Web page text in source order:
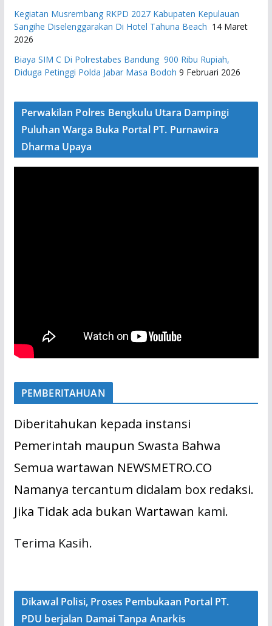
Kegiatan Musrembang RKPD 2027 ​Kabupaten Kepulauan
Sangihe Diselenggarakan Di Hotel Tahuna Beach 14 Maret
2026
Biaya SIM C Di Polrestabes Bandung 900 Ribu Rupiah,
Diduga Petinggi Polda Jabar Masa Bodoh 9 Februari 2026
Perwakilan Polres Bengkulu Utara Dampingi
Puluhan Warga Buka Portal PT. Purnawira
Dharma Upaya
PEMBERITAHUAN
Diberitahukan kepada instansi
Pemerintah maupun Swasta Bahwa
Semua wartawan NEWSMETRO.CO
Namanya tercantum didalam box redaksi.
Jika Tidak ada bukan Wartawan kami.
Terima Kasih.
Dikawal Polisi, Proses Pembukaan Portal PT.
PDU berjalan Damai Tanpa Anarkis